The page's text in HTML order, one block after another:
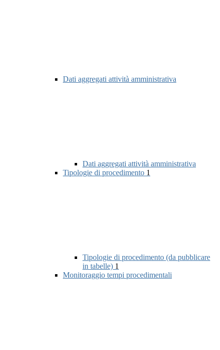
Dati aggregati attività amministrativa
Dati aggregati attività amministrativa
Tipologie di procedimento 1
Tipologie di procedimento (da pubblicare
in tabelle) 1
Monitoraggio tempi procedimentali